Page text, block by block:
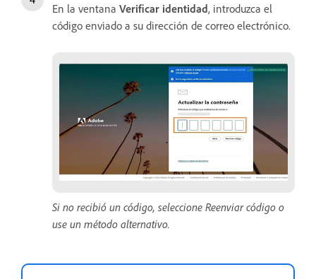
En la ventana Verificar identidad, introduzca el
código enviado a su dirección de correo electrónico.
Si no recibió un código, seleccione Reenviar código o
use un método alternativo.